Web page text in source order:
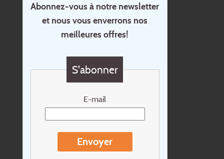
Abonnez-vous à notre newsletter
et nous vous enverrons nos
meilleures offres!
S'abonner
E-mail
Envoyer
Accueil
Contact
Questions?
Newsletter
Conditions de voyage